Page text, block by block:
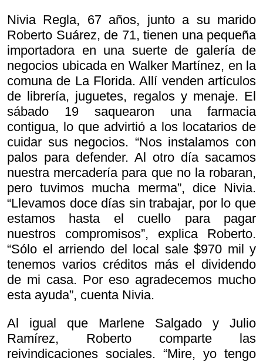
Nivia Regla, 67 años, junto a su marido
Roberto Suárez, de 71, tienen una pequeña
importadora en una suerte de galería de
negocios ubicada en Walker Martínez, en la
comuna de La Florida. Allí venden artículos
de librería, juguetes, regalos y menaje. El
sábado 19 saquearon una farmacia
contigua, lo que advirtió a los locatarios de
cuidar sus negocios. “Nos instalamos con
palos para defender. Al otro día sacamos
nuestra mercadería para que no la robaran,
pero tuvimos mucha merma”, dice Nivia.
“Llevamos doce días sin trabajar, por lo que
estamos hasta el cuello para pagar
nuestros compromisos”, explica Roberto.
“Sólo el arriendo del local sale $970 mil y
tenemos varios créditos más el dividendo
de mi casa. Por eso agradecemos mucho
esta ayuda”, cuenta Nivia.
Al igual que Marlene Salgado y Julio
Ramírez, Roberto comparte las
reivindicaciones sociales. “Mire, yo tengo